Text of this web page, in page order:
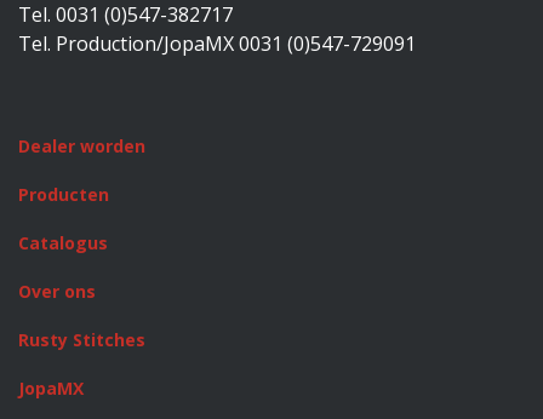
Tel. 0031 (0)547-382717
Tel. Production/JopaMX 0031 (0)547-729091
Dealer worden
Producten
Catalogus
Over ons
Rusty Stitches
JopaMX